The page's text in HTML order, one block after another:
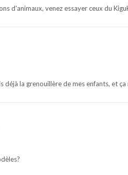
d'animaux, venez essayer ceux du
déjà la grenouillère de mes enfants, et